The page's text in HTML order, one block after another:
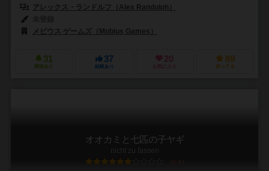
アレックス・ランドルフ（Alex Randolph）
メビウス ゲームズ（Mobius Games）
31
興味あり
37
経験あり
20
お気に入り
89
持ってる
オオカミと七匹の子ヤギ
nicht zu fassen
6.0